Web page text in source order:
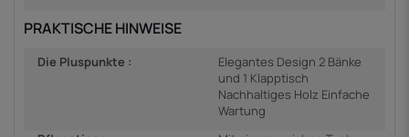
PRAKTISCHE HINWEISE
Die Pluspunkte :
Elegantes Design 2 Bänke
und 1 Klapptisch
Nachhaltiges Holz Einfache
Wartung